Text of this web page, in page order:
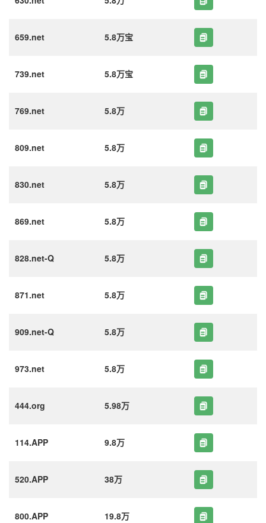
659.net 5.8万宝
739.net 5.8万宝
769.net 5.8万
809.net 5.8万
830.net 5.8万
869.net 5.8万
828.net-Q 5.8万
871.net 5.8万
909.net-Q 5.8万
973.net 5.8万
444.org 5.98万
114.APP 9.8万
520.APP 38万
800.APP 19.8万